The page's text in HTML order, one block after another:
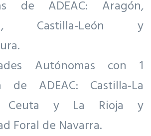
de ADEAC: Aragón,
Castilla-León y
Autónomas con 1
de ADEAC: Castilla-La
Ceuta y La Rioja y
Foral de Navarra.